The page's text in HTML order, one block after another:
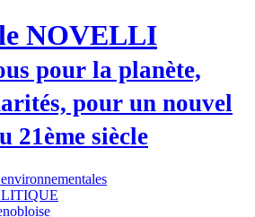
NOVELLI
pour la planète,
pour un nouvel
21ème siècle